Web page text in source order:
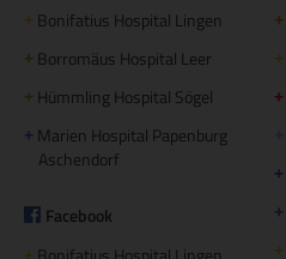
+ Bonifatius Hospital Lingen
+ Borromäus Hospital Leer
+ Hümmling Hospital Sögel
+ Marien Hospital Papenburg
Aschendorf
Facebook
+
+
+
+
+
+